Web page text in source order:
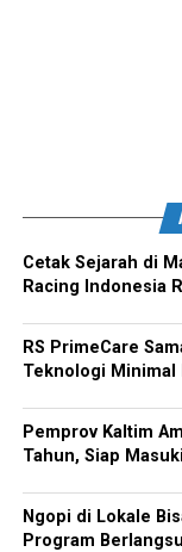
Cetak Sejarah di
Racing Indonesia
RS PrimeCare
Teknologi Minimal
Pemprov Kaltim
Tahun, Siap
Ngopi di Lokale
Program